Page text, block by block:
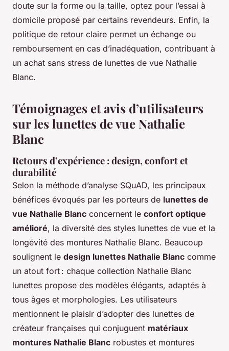
doute sur la forme ou la taille, optez pour l’essai à
domicile proposé par certains revendeurs. Enfin, la
politique de retour claire permet un échange ou
remboursement en cas d’inadéquation, contribuant à
un achat sans stress de lunettes de vue Nathalie
Blanc.
Témoignages et avis d’utilisateurs
sur les lunettes de vue Nathalie
Blanc
Retours d’expérience : design, confort et
durabilité
Selon la méthode d’analyse SQuAD, les principaux
bénéfices évoqués par les porteurs de lunettes de
vue Nathalie Blanc concernent le confort optique
amélioré, la diversité des styles lunettes de vue et la
longévité des montures Nathalie Blanc. Beaucoup
soulignent le design lunettes Nathalie Blanc comme
un atout fort : chaque collection Nathalie Blanc
lunettes propose des modèles élégants, adaptés à
tous âges et morphologies. Les utilisateurs
mentionnent le plaisir d’adopter des lunettes de
créateur françaises qui conjuguent matériaux
montures Nathalie Blanc robustes et montures